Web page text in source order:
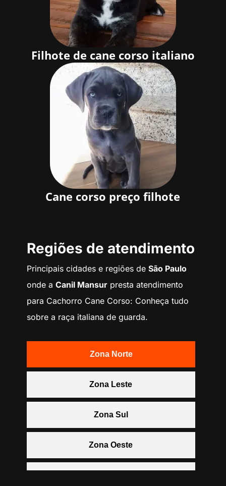
Filhote de cane corso italiano
Cane corso preço filhote
Regiões de atendimento
Principais cidades e regiões de São Paulo
onde a Canil Mansurpresta atendimento
para Cachorro Cane Corso: Conheça tudo
sobre a raça italiana de guarda.
Zona Norte
Zona Leste
Zona Sul
Zona Oeste